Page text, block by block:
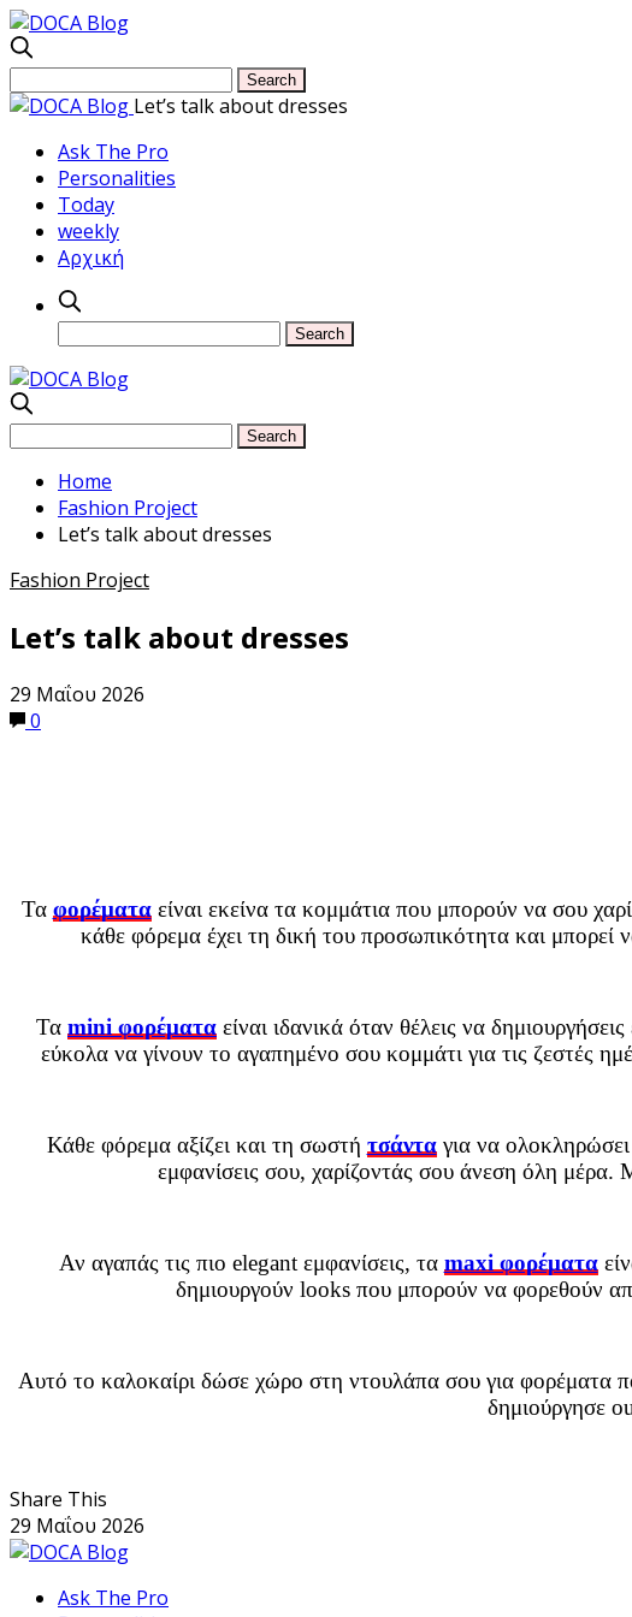
Let’s talk about dresses
Ask The Pro
Personalities
Today
weekly
Αρχική
Home
Fashion Project
Let’s talk about dresses
Fashion Project
Let’s talk about dresses
29 Μαΐου 2026
0
Τα φορέματα είναι εκείνα τα κομμάτια που μπορούν να σου
κάθε φόρεμα έχει τη δική του προσωπικότητα και μπορεί
Τα mini φορέματα είναι ιδανικά όταν θέλεις να
εύκολα να γίνουν το αγαπημένο σου κομμάτι για τις ζεστές
Κάθε φόρεμα αξίζει και τη σωστή τσάντα για να
εμφανίσεις σου, χαρίζοντάς σου άνεση όλη
Αν αγαπάς τις πιο elegant εμφανίσεις, τα maxi φορέματα
δημιουργούν looks που μπορούν να φορεθούν
Αυτό το καλοκαίρι δώσε χώρο στη ντουλάπα σου για φορέματα
δημιούργησε
Share This
29 Μαΐου 2026
Ask The Pro